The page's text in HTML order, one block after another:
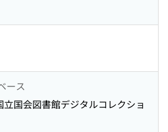
ース
立国会図書館デジタルコレクショ